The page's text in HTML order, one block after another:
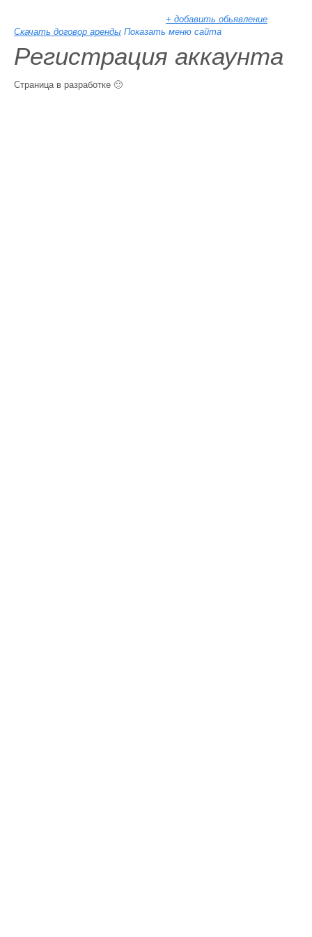
+ добавить обьявление
Скачать договор аренды Показать меню сайта
Регистрация аккаунта
Страница в разработке 🙂